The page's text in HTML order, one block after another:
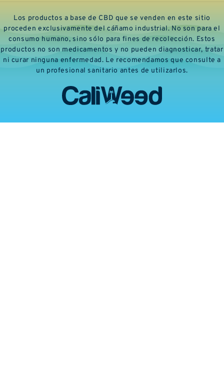
Los productos a base de CBD que se venden en este sitio
proceden exclusivamente del cáñamo industrial. No son para el
consumo humano, sino sólo para fines de recolección. Estos
productos no son medicamentos y no pueden diagnosticar, tratar
ni curar ninguna enfermedad. Le recomendamos que consulte a
un profesional sanitario antes de utilizarlos.